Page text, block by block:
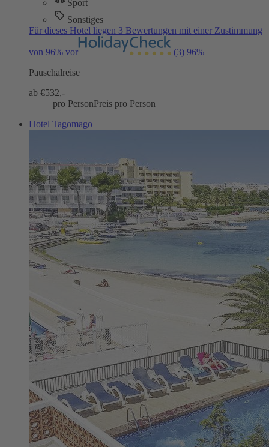
Sport
Sonstiges
Für dieses Hotel liegen 3 Bewertungen mit einer Zustimmung
von 96% vor (3) 96%
Pauschalreise
ab €532,-
pro PersonPreis pro Person
Hotel Tagomago